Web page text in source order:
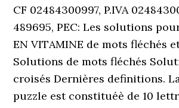
CF 02484300997, P.IVA
489695, PEC: Les solutions
EN VITAMINE de mots fléchés
Solutions de mots fléchés
croisés Dernières definitions.
puzzle est constituéè de 10